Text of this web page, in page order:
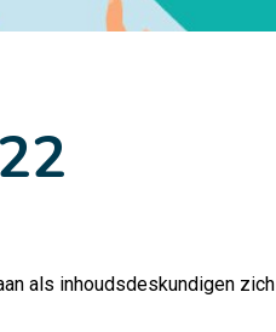
als inhoudsdeskundigen zich